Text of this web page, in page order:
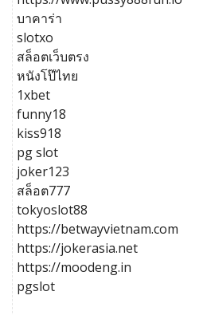
บาคาร่า
slotxo
สล็อตเว็บตรง
หนังโป๊ไทย
1xbet
funny18
kiss918
pg slot
joker123
สล็อต777
tokyoslot88
https://betwayvietnam.com
https://jokerasia.net
https://moodeng.in
pgslot